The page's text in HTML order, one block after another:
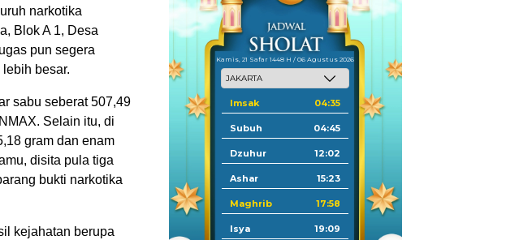
narkotika
Blok A 1, Desa
pun segera
besar.
sabu seberat 507,49
Selain itu, di
gram dan enam
disita pula tiga
bukti narkotika
kejahatan berupa
Kamis, 21 Safar 1448 H / 06 Agustus 2026
Imsak 04:35
Subuh 04:45
Dzuhur 12:02
Ashar 15:23
Maghrib 17:58
Isya 19:09